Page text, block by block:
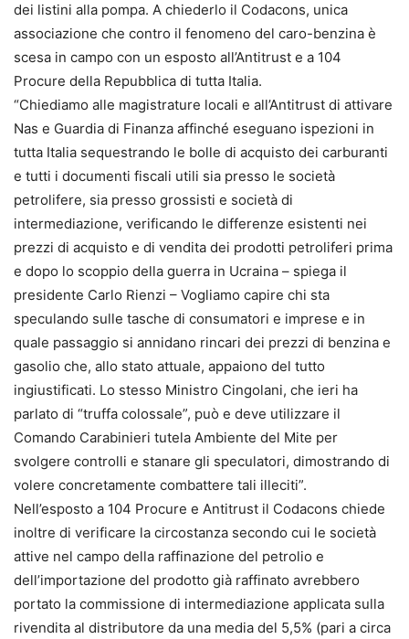
dei listini alla pompa. A chiederlo il Codacons, unica
associazione che contro il fenomeno del caro-benzina è
scesa in campo con un esposto all’Antitrust e a 104
Procure della Repubblica di tutta Italia.
“Chiediamo alle magistrature locali e all’Antitrust di attivare
Nas e Guardia di Finanza affinché eseguano ispezioni in
tutta Italia sequestrando le bolle di acquisto dei carburanti
e tutti i documenti fiscali utili sia presso le società
petrolifere, sia presso grossisti e società di
intermediazione, verificando le differenze esistenti nei
prezzi di acquisto e di vendita dei prodotti petroliferi prima
e dopo lo scoppio della guerra in Ucraina – spiega il
presidente Carlo Rienzi – Vogliamo capire chi sta
speculando sulle tasche di consumatori e imprese e in
quale passaggio si annidano rincari dei prezzi di benzina e
gasolio che, allo stato attuale, appaiono del tutto
ingiustificati. Lo stesso Ministro Cingolani, che ieri ha
parlato di “truffa colossale”, può e deve utilizzare il
Comando Carabinieri tutela Ambiente del Mite per
svolgere controlli e stanare gli speculatori, dimostrando di
volere concretamente combattere tali illeciti”.
Nell’esposto a 104 Procure e Antitrust il Codacons chiede
inoltre di verificare la circostanza secondo cui le società
attive nel campo della raffinazione del petrolio e
dell’importazione del prodotto già raffinato avrebbero
portato la commissione di intermediazione applicata sulla
rivendita al distributore da una media del 5,5% (pari a circa